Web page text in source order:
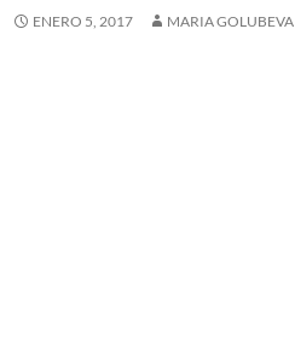
ENERO 5, 2017 MARIA GOLUBEVA